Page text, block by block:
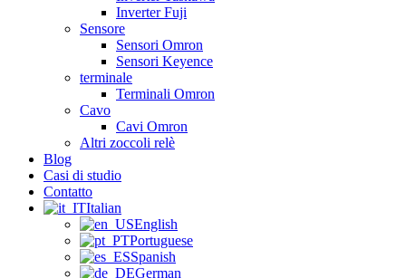
Inverter Fuji
Sensore
Sensori Omron
Sensori Keyence
terminale
Terminali Omron
Cavo
Cavi Omron
Altri zoccoli relè
Blog
Casi di studio
Contatto
Italian
English
Portuguese
Spanish
German